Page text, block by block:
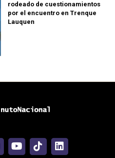
rodeado de cuestionamientos
por el encuentro en Trenque
Lauquen